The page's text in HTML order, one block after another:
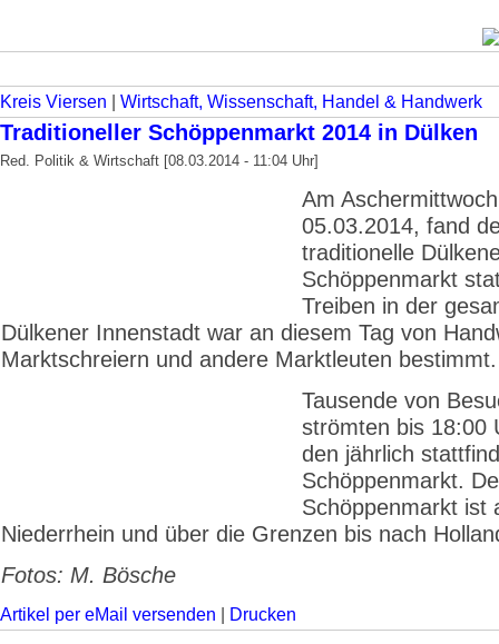
Kreis Viersen Wirtschaft, Wissenschaft, Handel & Handwerk
Traditioneller Schöppenmarkt 2014 in Dülken
Red. Politik & Wirtschaft [08.03.2014 - 11:04 Uhr]
Am
05.03.2014, fand
traditionelle
Schöppenmarkt
Treiben in der
Dülkener Innenstadt war an diesem Tag von
Marktschreiern und andere Marktleuten bestimmt.
Tausende von
strömten bis 18:00
den jährlich
Schöppenmarkt.
Schöppenmarkt ist
Niederrhein und über die Grenzen bis nach
Fotos: M. Bösche
Artikel per eMail versenden Drucken